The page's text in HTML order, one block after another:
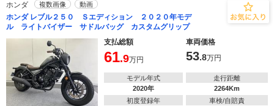
ホンダ 複数画像 動画
ホンダ レブル２５０ Ｓエディション ２０２０年モデ
ル ライトバイザー サドルバッグ カスタムグリップ
支払総額
車両価格
61.9万円 53.8万円
モデル年式
2020年
走行距離
2264Km
初度登録年
車検/自賠責